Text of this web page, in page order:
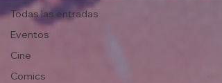
Todas las entradas
Eventos
Cine
Comics